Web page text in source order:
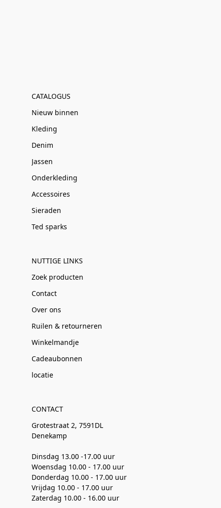
CATALOGUS
Nieuw binnen
Kleding
Denim
Jassen
Onderkleding
Accessoires
Sieraden
Ted sparks
NUTTIGE LINKS
Zoek producten
Contact
Over ons
Ruilen & retourneren
Winkelmandje
Cadeaubonnen
locatie
CONTACT
Grotestraat 2, 7591DL
Denekamp
Dinsdag 13.00 -17.00 uur
Woensdag 10.00 - 17.00 uur
Donderdag 10.00 - 17.00 uur
Vrijdag 10.00 - 17.00 uur
Zaterdag 10.00 - 16.00 uur